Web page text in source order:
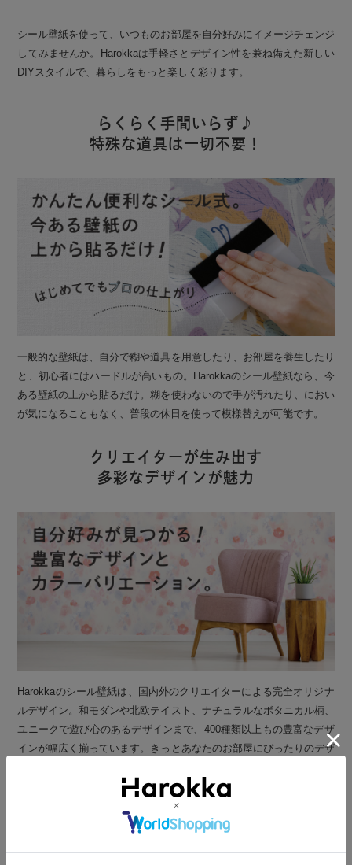
シール壁紙を使って、いつものお部屋を自分好みにイメージチェンジ
してみませんか。Harokkaは手軽さとデザイン性を兼ね備えた新しい
DIYスタイルで、暮らしをもっと楽しく彩ります。
らくらく手間いらず♪
特殊な道具は一切不要！
一般的な壁紙は、自分で糊や道具を用意したり、お部屋を養生したり
と、初心者にはハードルが高いもの。Harokkaのシール壁紙なら、今
ある壁紙の上から貼るだけ。糊を使わないので手が汚れたり、におい
が気になることもなく、普段の休日を使って模様替えが可能です。
クリエイターが生み出す
多彩なデザインが魅力
Harokkaのシール壁紙は、国内外のクリエイターによる完全オリジナ
ルデザイン。和モダンや北欧テイスト、ナチュラルなボタニカル柄、
ユニークで遊び心のあるデザインまで、400種類以上もの豊富なデザ
インが幅広く揃っています。きっとあなたのお部屋にぴったりのデザ
家族やお部屋に合わせ
選べるシール壁紙2種類